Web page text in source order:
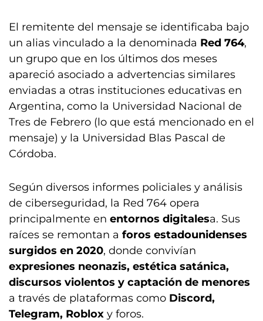
El remitente del mensaje se identificaba bajo
un alias vinculado a la denominada Red 764,
un grupo que en los últimos dos meses
apareció asociado a advertencias similares
enviadas a otras instituciones educativas en
Argentina, como la Universidad Nacional de
Tres de Febrero (lo que está mencionado en el
mensaje) y la Universidad Blas Pascal de
Córdoba.
Según diversos informes policiales y análisis
de ciberseguridad, la Red 764 opera
principalmente en entornos digitalesa. Sus
raíces se remontan a foros estadounidenses
surgidos en 2020, donde convivían
expresiones neonazis, estética satánica,
discursos violentos y captación de menores
a través de plataformas como Discord,
Telegram, Roblox y foros.